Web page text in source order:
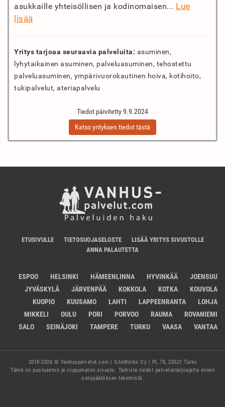
asukkaille yhteisöllisen ja kodinomaisen... Lue
lisää
Yritys tarjoaa seuraavia palveluita: asuminen,
lyhytaikainen asuminen, palveluasuminen, tehostettu
palveluasuminen, ympärivuorokautinen hoiva, kotihoito,
tukipalvelut, ateriapalvelu
Tiedot päivitetty 9.9.2024
Katso yrityksen tiedot tästä
ETUSIVULLE TIETOSUOJASELOSTE
LISÄÄ YRITYS SIVUSTOLLE
ANNA PALAUTETTA
ESPOO HELSINKI HÄMEENLINNA HYVINKÄÄ
JOENSUU
JYVÄSKYLÄ
JÄRVENPÄÄ KOKKOLA KOTKA
KOUVOLA
KUOPIO
KUUSAMO LAHTI LAPPEENRANTA
LOHJA
MIKKELI
OULU PORI PORVOO RAUMA
ROVANIEMI
SALO
SEINÄJOKI TAMPERE TURKU VAASA VANTAA
2018-2026 © Vanhuspalvelut.com | SiteWorks Oy | PL 79, 20521 Turku
Tämä on puolueeton ja riippumaton sivusto. Tarkista tiedot palveluntarjoajalta ennen
ostopäätöksen tekemistä.